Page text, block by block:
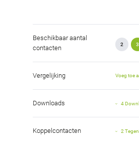
Beschikbaar aantal
contacten
2 3
Vergelijking Voeg toe
Downloads 4
Koppelcontacten 2